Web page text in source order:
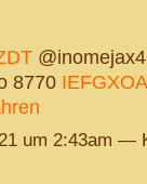
8770
um 2:43am —